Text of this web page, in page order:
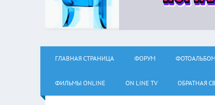
ГЛАВНАЯ СТРАНИЦА ФОРУМ
ФИЛЬМЫ ОNLINE ON LINE TV ОБРАТНАЯ